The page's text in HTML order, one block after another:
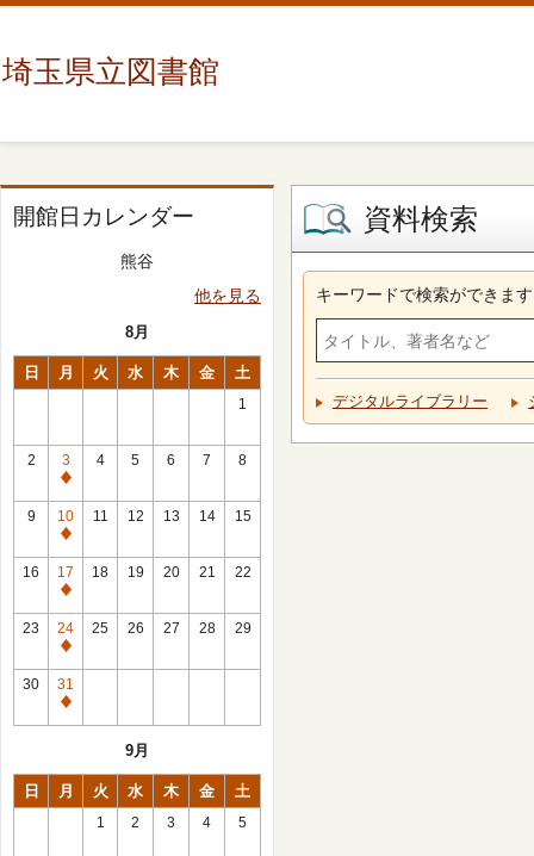
埼玉県立図書館
開館日カレンダー
熊谷
他を見る
8月
日 月 火 水 木 金 土
1
2
3
休
館
日
4 5 6 7 8
9
10
休
館
日
11 12 13 14 15
16
17
休
館
日
18 19 20 21 22
23
24
休
館
日
25 26 27 28 29
30
31
休
9月
日 月 火 水 木 金 土
1 2 3 4 5
資料検索
キーワードで検索ができます
デジタルライブラリー